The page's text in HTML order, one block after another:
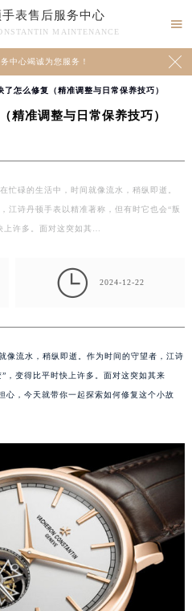
表售后服务中心
MAINTENANCE

中心竭诚为您服务！ 
了怎么修复（精准调整与日常保养技巧）
精准调整与日常保养技巧）
忙碌的生活中，时间就像流水，稍纵即逝。
江诗丹顿手表以精准著称，但有时它也会“叛
上许多。面对这突如其…
 2024-12-22
像流水，稍纵即逝。作为时间的守望者，江诗
，变得比平时快上许多。面对这突如其来
心，今天就带你一起探索如何修复这个小故